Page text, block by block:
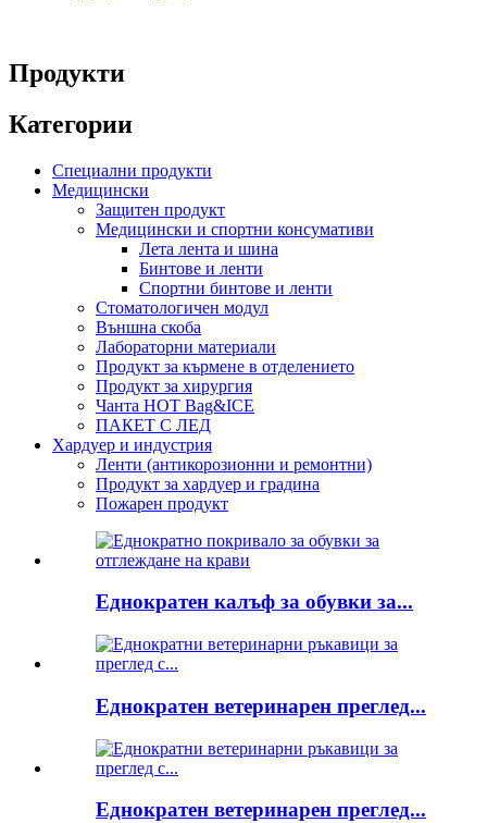
Продукти
Категории
Специални продукти
Медицински
Защитен продукт
Медицински и спортни консумативи
Лета лента и шина
Бинтове и ленти
Спортни бинтове и ленти
Стоматологичен модул
Външна скоба
Лабораторни материали
Продукт за кърмене в отделението
Продукт за хирургия
Чанта HOT Bag&ICE
ПАКЕТ С ЛЕД
Хардуер и индустрия
Ленти (антикорозионни и ремонтни)
Продукт за хардуер и градина
Пожарен продукт
Еднократен калъф за обувки за...
Еднократен ветеринарен преглед...
Еднократен ветеринарен преглед...